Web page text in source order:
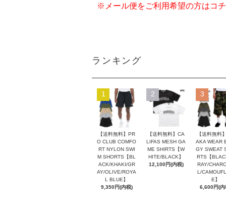
※メール便をご利用希望の方はコ
ランキング
1
【送料無料】PR
O CLUB COMFO
RT NYLON SWI
M SHORTS【BL
ACK/KHAKI/GR
AY/OLIVE/ROYA
L BLUE】
9,350円(内税)
2
【送料無料】CA
LIFAS MESH GA
ME SHIRTS【W
HITE/BLACK】
12,100円(内税)
3
【送料無料
AKA WEAR
GY SWEAT
RTS【
RAY/
L/
E】
6,600円(内